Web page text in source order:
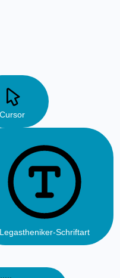
Cursor
Legastheniker-Schriftart